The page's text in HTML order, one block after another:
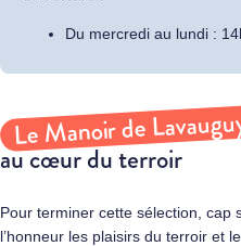
Du mercredi au lundi :
Le Manoir de
au cœur du terroir
Pour terminer cette sélection, cap
l’honneur les plaisirs du terroir et